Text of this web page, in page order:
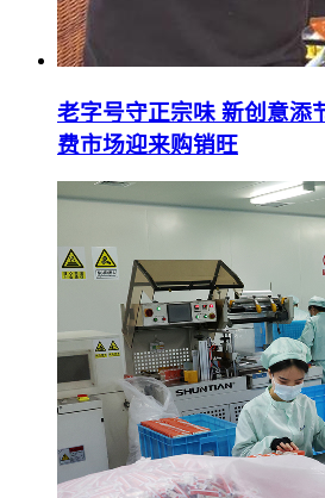
老字号守正宗味 新创意添
费市场迎来购销旺